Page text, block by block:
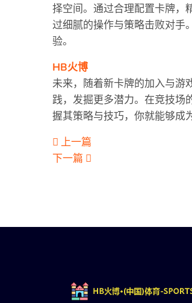
择空间。通过合理配置卡牌，
过细腻的操作与策略击败对手
验。
HB火博
未来，随着新卡牌的加入与游
践，发掘更多潜力。在竞技场
握其策略与技巧，你就能够成
上一篇
下一篇